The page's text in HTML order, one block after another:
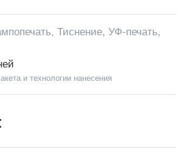
Тиснение, УФ-печать,
и технологии нанесения